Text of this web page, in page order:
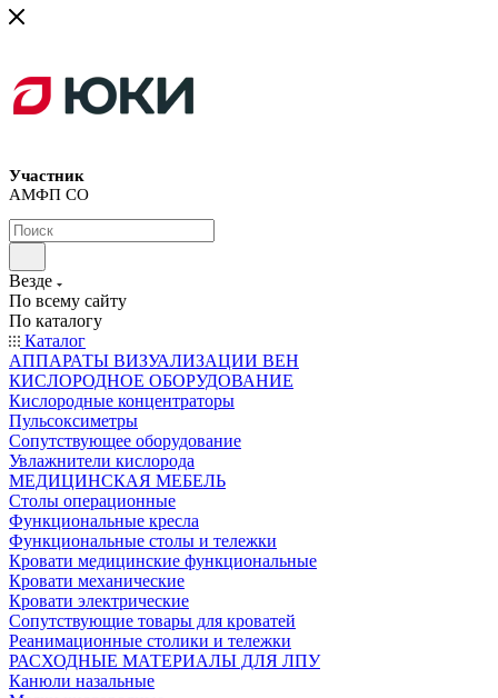
Участник
АМФП СО
Везде
По всему сайту
По каталогу
Каталог
АППАРАТЫ ВИЗУАЛИЗАЦИИ ВЕН
КИСЛОРОДНОЕ ОБОРУДОВАНИЕ
Кислородные концентраторы
Пульсоксиметры
Сопутствующее оборудование
Увлажнители кислорода
МЕДИЦИНСКАЯ МЕБЕЛЬ
Столы операционные
Функциональные кресла
Функциональные столы и тележки
Кровати медицинские функциональные
Кровати механические
Кровати электрические
Сопутствующие товары для кроватей
Реанимационные столики и тележки
РАСХОДНЫЕ МАТЕРИАЛЫ ДЛЯ ЛПУ
Канюли назальные